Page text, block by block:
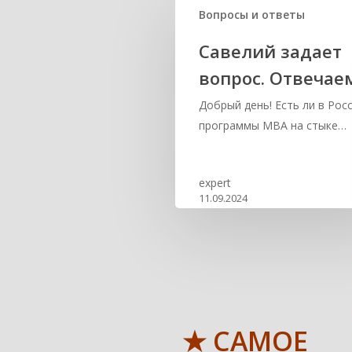
Вопросы и ответы
Савелий задает
вопрос.
Добрый день! Есть ли в
программы MBA на стыке…
expert
11.09.2024
★ САМОЕ